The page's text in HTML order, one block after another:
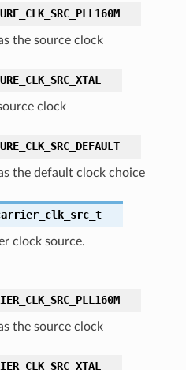
the source clock
clock
the default clock choice
clock source.
the source clock